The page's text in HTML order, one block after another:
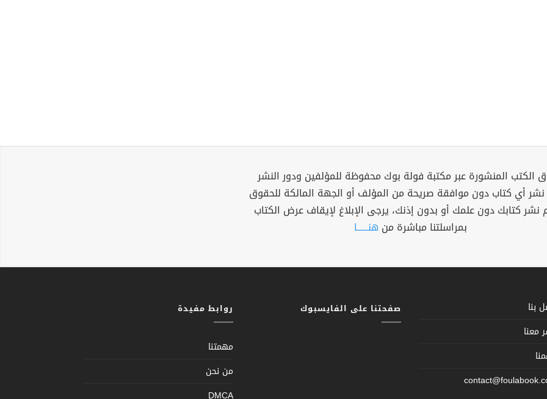
الكتب المنشورة عبر مكتبة فولة بوك محفوظة للمؤلفين ودور النشر
نشر أي كتاب دون موافقة صريحة من المؤلف أو الجهة المالكة للحقوق
نشر كتابك دون علمك أو بدون إذنك، يرجى الإبلاغ لإيقاف عرض الكتاب
بمراسلتنا مباشرة من هنــــــا
بنا
معنا
صفحتنا على الفايسبوك روابط مفيدة
مهمتنا
من نحن
DMCA